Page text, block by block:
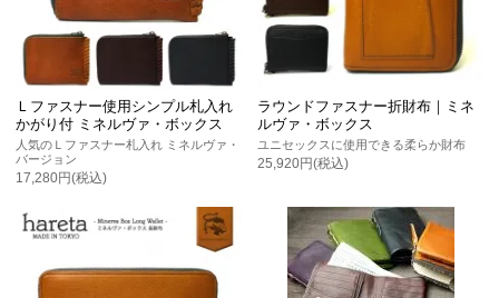
Ｌファスナー使用シンプル札入れ
かがり付 ミネルヴァ・ボックス
人気のＬファスナー札入れ ミネルヴァ・
バージョン
17,280円(税込)
ラウンドファスナー折財布｜ミネ
ルヴァ・ボックス
ユニセックスに使用できる柔らか財布
25,920円(税込)